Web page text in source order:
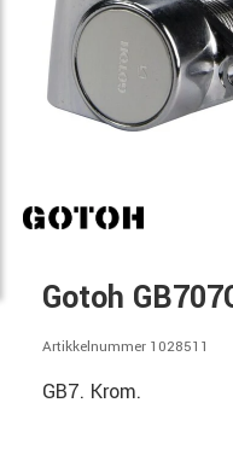
Gotoh
Artikkelnummer 1028511
GB7. Krom.